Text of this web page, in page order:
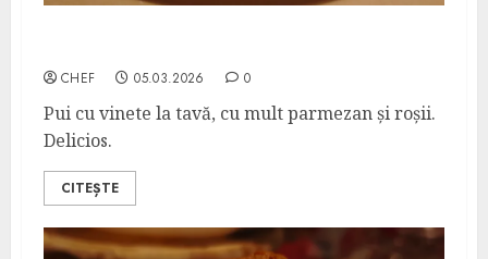
CHEF 05.03.2026 0
Pui cu vinete la tavă, cu mult parmezan și roșii.
Delicios.
CITEȘTE